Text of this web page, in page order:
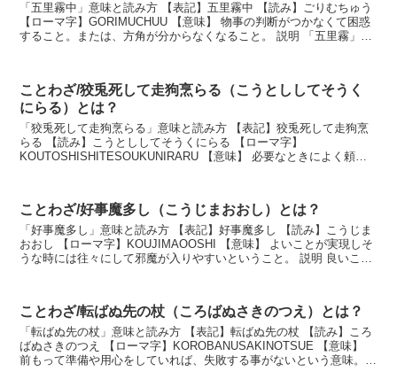
「五里霧中」意味と読み方 【表記】五里霧中 【読み】ごりむちゅう
【ローマ字】GORIMUCHUU 【意味】 物事の判断がつかなくて困惑
すること。または、方角が分からなくなること。 説明 「五里霧」と
ことわざ/狡兎死して走狗烹らる（こうとししてそうく
にらる）とは？
「狡兎死して走狗烹らる」意味と読み方 【表記】狡兎死して走狗烹
らる 【読み】こうとししてそうくにらる 【ローマ字】
KOUTOSHISHITESOUKUNIRARU 【意味】 必要なときによく頼ら
ことわざ/好事魔多し（こうじまおおし）とは？
「好事魔多し」意味と読み方 【表記】好事魔多し 【読み】こうじま
おおし 【ローマ字】KOUJIMAOOSHI 【意味】 よいことが実現しそ
うな時には往々にして邪魔が入りやすいということ。 説明 良いこと
ことわざ/転ばぬ先の杖（ころばぬさきのつえ）とは？
「転ばぬ先の杖」意味と読み方 【表記】転ばぬ先の杖 【読み】ころ
ばぬさきのつえ 【ローマ字】KOROBANUSAKINOTSUE 【意味】
前もって準備や用心をしていれば、失敗する事がないという意味。